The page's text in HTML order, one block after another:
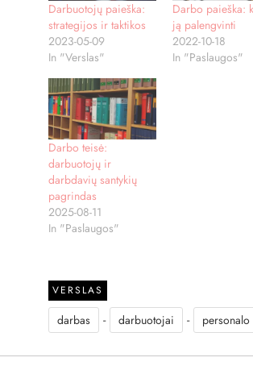
Darbuotojų paieška:
strategijos ir taktikos
2023-05-09
In "Verslas"
Darbo paieška:
ją palengvinti
2022-10-18
In "Paslaugos"
Darbo teisė:
darbuotojų ir
darbdavių santykių
pagrindas
2025-08-11
In "Paslaugos"
VERSLAS
darbas - darbuotojai - personalo